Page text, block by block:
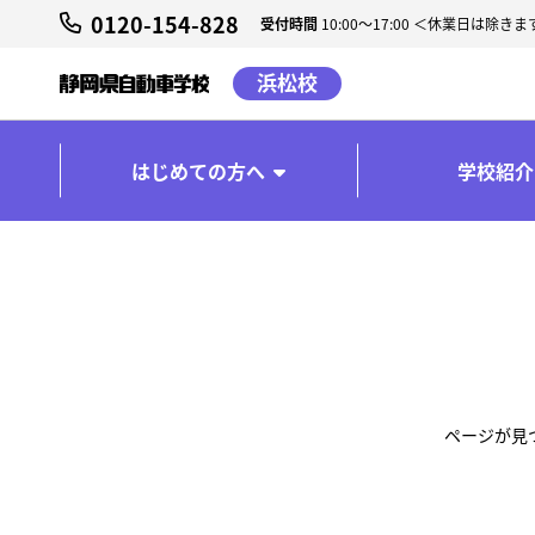
0120-154-828 受付時間 10:00～17:00 ＜休業日は除きま
浜松校
はじめての方へ 学校紹介
ページが見